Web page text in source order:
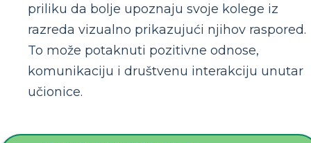
priliku da bolje upoznaju svoje kolege iz
razreda vizualno prikazujući njihov raspored.
To može potaknuti pozitivne odnose,
komunikaciju i društvenu interakciju unutar
učionice.